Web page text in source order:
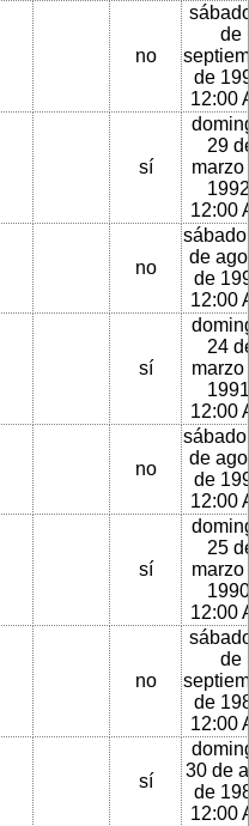
no
de
de
12:00
sí
29
marzo
12:00
no
de
de
12:00
sí
24
marzo
12:00
no
de
de
12:00
sí
25
marzo
12:00
no
de
de
12:00
sí
30 de
de
12:00